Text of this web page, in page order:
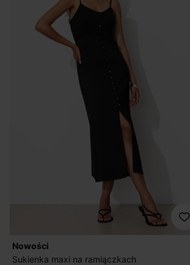
nowości
Sukienka maxi na ramiączkach